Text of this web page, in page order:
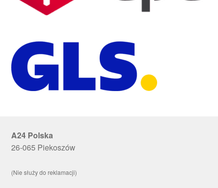
A24 Polska
26-065 Piekoszów
(Nie służy do reklamacji)